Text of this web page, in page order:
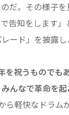
だ。その様子
告知をします
ード」を披露し
を祝うもので
んなで革命を起
ら軽快なドラ